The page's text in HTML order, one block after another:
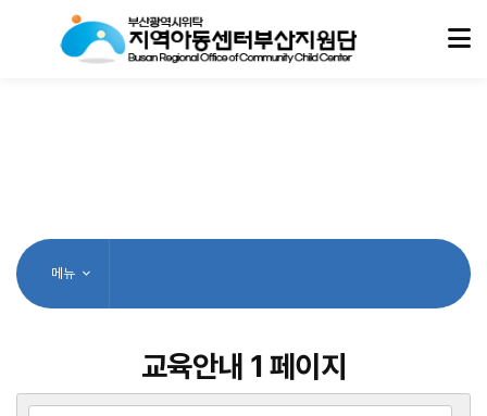
메뉴
교육안내 1 페이지